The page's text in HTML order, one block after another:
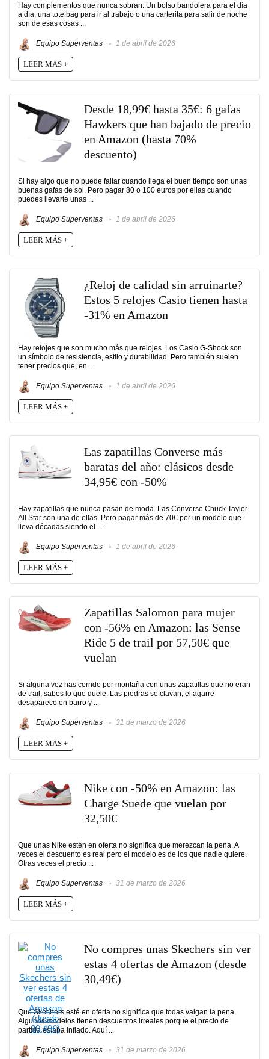
Hay complementos que nunca sobran. Un bolso bandolera para el día
a día, una tote bag para ir al trabajo o una carterita para salir de noche
son de esas cosas ...
Equipo Superventas 1 de abril de 2026
LEER MÁS +
Desde 18,99€ hasta 35€: 6 gafas
Hawkers que han bajado de precio
en Amazon (hasta 70%
descuento)
Si hay algo que no puede faltar cuando llega el buen tiempo son unas
buenas gafas de sol. Pero pagar 80 o 100 euros por ellas cuando
puedes llevarte unas ...
Equipo Superventas 1 de abril de 2026
LEER MÁS +
¿Reloj de calidad sin arruinarte?
Estos 5 relojes Casio tienen hasta
-31% en Amazon
Hay relojes que son mucho más que relojes. Los Casio G-Shock son
un símbolo de resistencia, estilo y durabilidad. Pero también suelen
tener precios que, en ...
Equipo Superventas 1 de abril de 2026
LEER MÁS +
Las zapatillas Converse más
baratas del año: clásicos desde
34,95€ con -50%
Hay zapatillas que nunca pasan de moda. Las Converse Chuck Taylor
All Star son una de ellas. Pero pagar más de 70€ por un modelo que
lleva décadas siendo el ...
Equipo Superventas 1 de abril de 2026
LEER MÁS +
Zapatillas Salomon para mujer
con -56% en Amazon: las Sense
Ride 5 de trail por 57,50€ que
vuelan
Si alguna vez has corrido por montaña con unas zapatillas que no eran
de trail, sabes lo que duele. Las piedras se clavan, el agarre
desaparece en barro y ...
Equipo Superventas 31 de marzo de 2026
LEER MÁS +
Nike con -50% en Amazon: las
Charge Suede que vuelan por
32,50€
Que unas Nike estén en oferta no significa que merezcan la pena. A
veces el descuento es real pero el modelo es de los que nadie quiere.
Otras veces el precio ...
Equipo Superventas 31 de marzo de 2026
LEER MÁS +
No compres unas Skechers sin ver
estas 4 ofertas de Amazon (desde
30,49€)
Que Skechers esté en oferta no significa que todas valgan la pena.
Algunos modelos tienen descuentos irreales porque el precio de
partida estaba inflado. Aquí ...
Equipo Superventas 31 de marzo de 2026